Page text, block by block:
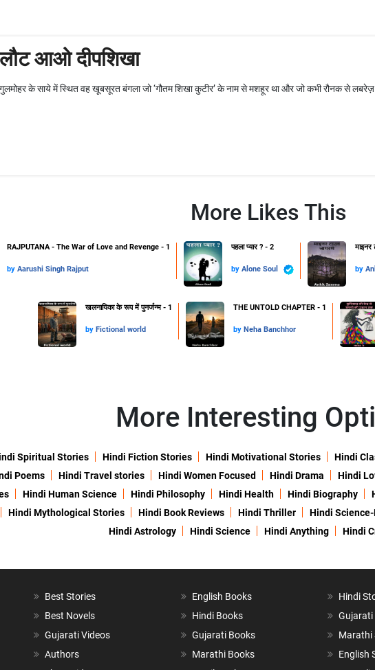
लौट आओ दीपशिखा
गुलमोहर के साये में स्थित वह खूबसूरत बंगला जो ‘गौतम शिखा कुटीर’ के नाम से मशहूर था और जो कभी रौनक से
More Likes This
RAJPUTANA - The War of Love and Revenge - 1
by Aarushi Singh Rajput
पहला प्यार ? - 2
by Alone Soul
माइनर
by
खलनायिका के रूप में पुनर्जन्म - 1
by Fictional world
THE UNTOLD CHAPTER - 1
by Neha Banchhor
More Interesting
Spiritual Stories Hindi Fiction Stories Hindi Motivational Stories Hindi
Poems Hindi Travel stories Hindi Women Focused Hindi Drama Hindi
Hindi Human Science Hindi Philosophy Hindi Health Hindi Biography
Hindi Mythological Stories Hindi Book Reviews Hindi Thriller Hindi
Hindi Astrology
Hindi Science Hindi Anything Hindi
Best Stories
Best Novels
Gujarati Videos
Authors
English Books
Hindi Books
Gujarati Books
Marathi Books
Hindi
Gujarati
Marathi
English